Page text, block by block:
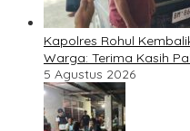
Kapolres Rohul
Warga: Terima Kasih
5 Agustus 2026